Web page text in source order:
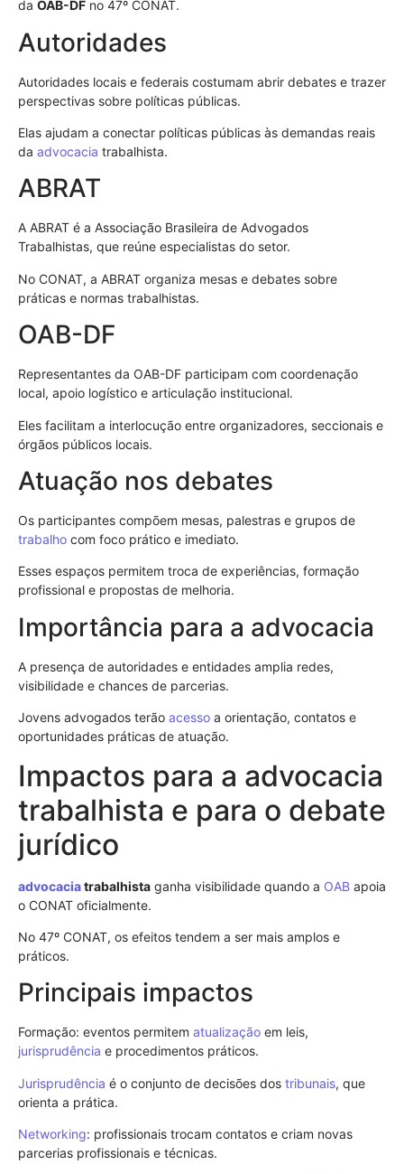
da OAB-DF no 47º CONAT.
Autoridades
Autoridades locais e federais costumam abrir debates e trazer
perspectivas sobre políticas públicas.
Elas ajudam a conectar políticas públicas às demandas reais
da advocacia trabalhista.
ABRAT
A ABRAT é a Associação Brasileira de Advogados
Trabalhistas, que reúne especialistas do setor.
No CONAT, a ABRAT organiza mesas e debates sobre
práticas e normas trabalhistas.
OAB-DF
Representantes da OAB-DF participam com coordenação
local, apoio logístico e articulação institucional.
Eles facilitam a interlocução entre organizadores, seccionais e
órgãos públicos locais.
Atuação nos debates
Os participantes compõem mesas, palestras e grupos de
trabalho com foco prático e imediato.
Esses espaços permitem troca de experiências, formação
profissional e propostas de melhoria.
Importância para a advocacia
A presença de autoridades e entidades amplia redes,
visibilidade e chances de parcerias.
Jovens advogados terão acesso a orientação, contatos e
oportunidades práticas de atuação.
Impactos para a advocacia
trabalhista e para o debate
jurídico
advocaciatrabalhista ganha visibilidade quando a OAB apoia
o CONAT oficialmente.
No 47º CONAT, os efeitos tendem a ser mais amplos e
práticos.
Principais impactos
Formação: eventos permitem atualização em leis,
jurisprudência e procedimentos práticos.
Jurisprudência é o conjunto de decisões dos tribunais, que
orienta a prática.
Networking: profissionais trocam contatos e criam novas
parcerias profissionais e técnicas.